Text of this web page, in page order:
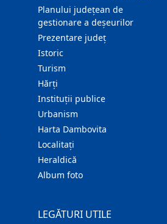
Planului județean de
gestionare a deșeurilor
Prezentare judeţ
Istoric
Turism
Hărţi
Instituţii publice
Urbanism
Harta Dambovita
Localitaţi
Heraldică
Album foto
LEGĂTURI UTILE